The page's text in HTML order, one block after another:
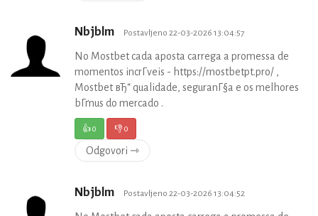
Nbjblm Postavljeno 22-03-2026 13:04:57
No Mostbet cada aposta carrega a promessa de
momentos incrГ­veis - https://mostbetpt.pro/ ,
Mostbet вЂ“ qualidade, seguranГ§a e os melhores
bГґnus do mercado .
👍0 👎0
Odgovori ⇾
Nbjblm Postavljeno 22-03-2026 13:04:52